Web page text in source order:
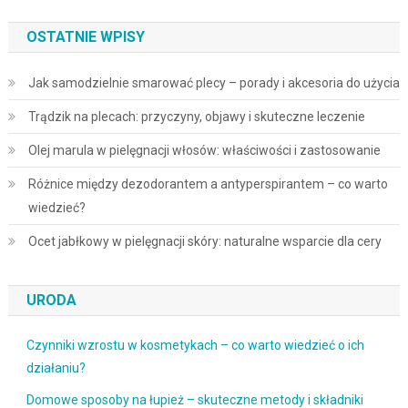
OSTATNIE WPISY
Jak samodzielnie smarować plecy – porady i akcesoria do użycia
Trądzik na plecach: przyczyny, objawy i skuteczne leczenie
Olej marula w pielęgnacji włosów: właściwości i zastosowanie
Różnice między dezodorantem a antyperspirantem – co warto
wiedzieć?
Ocet jabłkowy w pielęgnacji skóry: naturalne wsparcie dla cery
URODA
Czynniki wzrostu w kosmetykach – co warto wiedzieć o ich
działaniu?
Domowe sposoby na łupież – skuteczne metody i składniki